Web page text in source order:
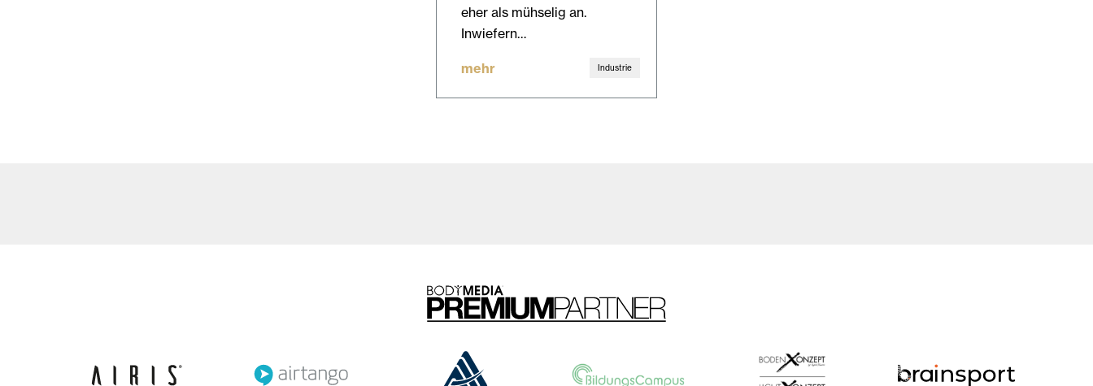
eher als mühselig an.
Inwiefern…
mehr Industrie